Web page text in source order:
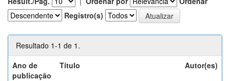
Registro(s)
Resultado 1-1 de 1.
Ano de
publicação
Título Autor(es)